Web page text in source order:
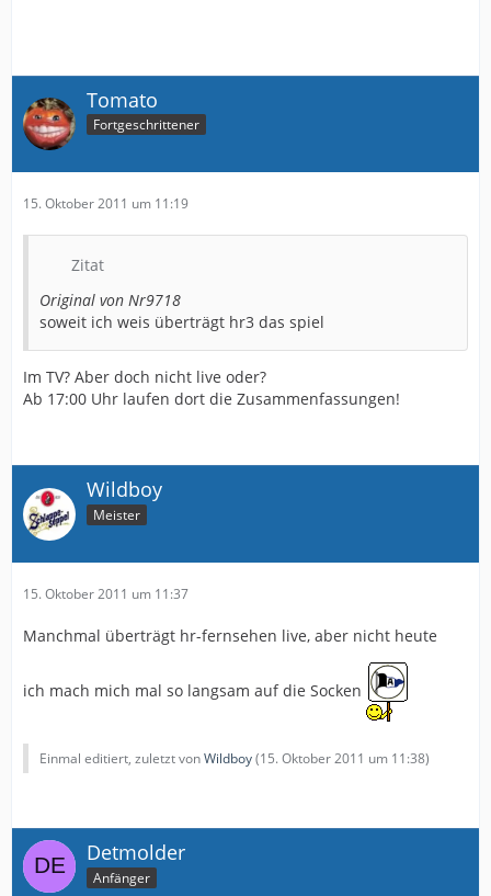
Tomato
Fortgeschrittener
15. Oktober 2011 um 11:19
Zitat
Original von Nr9718
soweit ich weis überträgt hr3 das spiel
Im TV? Aber doch nicht live oder?
Ab 17:00 Uhr laufen dort die Zusammenfassungen!
Wildboy
Meister
15. Oktober 2011 um 11:37
Manchmal überträgt hr-fernsehen live, aber nicht heute
ich mach mich mal so langsam auf die Socken
Einmal editiert, zuletzt vonWildboy(15. Oktober 2011 um 11:38)
Detmolder
Anfänger